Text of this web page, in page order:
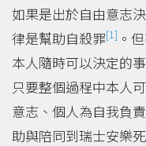
如果是出於自由意志
律是幫助自殺罪[1] 。
本人隨時可以決定的
只要整個過程中本人
意志、個人為自我負
助與陪同到瑞士安樂